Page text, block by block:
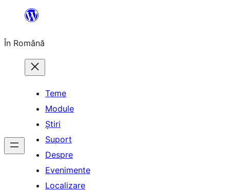
conținut
În Română
Teme
Module
Știri
Suport
Despre
Evenimente
Localizare